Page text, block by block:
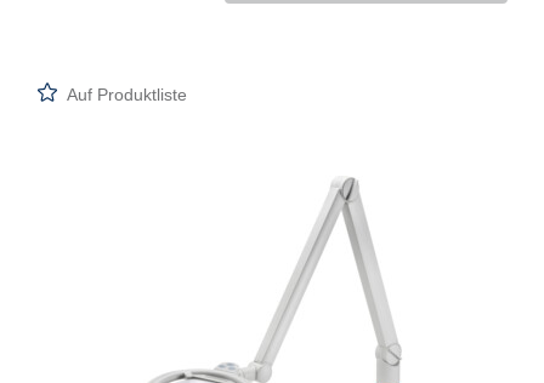
Auf Produktliste